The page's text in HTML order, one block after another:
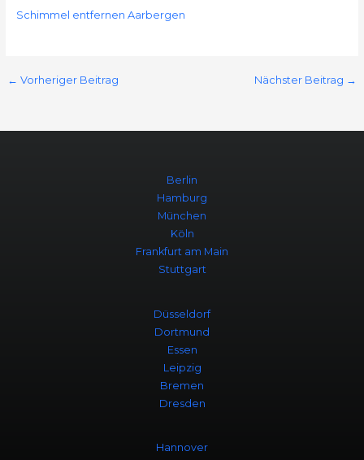
Schimmel entfernen Aarbergen
← Vorheriger Beitrag Nächster Beitrag →
Berlin
Hamburg
München
Köln
Frankfurt am Main
Stuttgart
Düsseldorf
Dortmund
Essen
Leipzig
Bremen
Dresden
Hannover